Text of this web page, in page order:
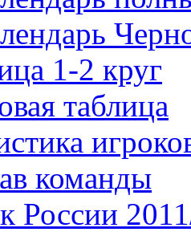
1-2 круг
таблица
команды
России